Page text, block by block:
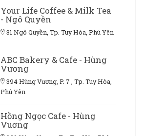
Your Life Coffee & Milk Tea
- Ngô Quyền
31 Ngô Quyền, Tp. Tuy Hòa, Phú Yên
ABC Bakery & Cafe - Hùng
Vương
394 Hùng Vương, P. 7 , Tp. Tuy Hòa,
Phú Yên
Hồng Ngọc Cafe - Hùng
Vuơng